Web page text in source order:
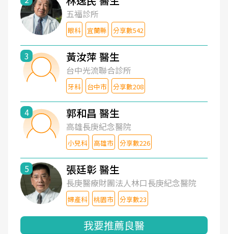
五福診所
眼科 宜蘭縣 分享數542
3 黃汝萍 醫生
台中光流聯合診所
牙科 台中市 分享數208
4 郭和昌 醫生
高雄長庚紀念醫院
小兒科 高雄市 分享數226
5 張廷彰 醫生
長庚醫療財團法人林口長庚紀念醫院
婦產科 桃園市 分享數23
我要推薦良醫